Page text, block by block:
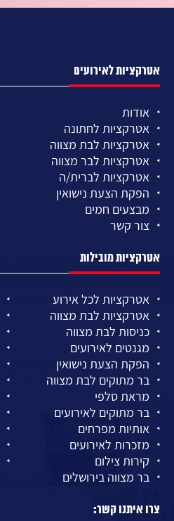
אטרקציות לאירועים
אודות
אטרקציות לחתונה
אטרקציות לבת מצווה
אטרקציות לבר מצווה
אטרקציות לברית/ה
הפקת הצעת נישואין
מבצעים חמים
צור קשר
אטרקציות מובילות
אטרקציות לכל אירוע
אטרקציות לבת מצווה
כניסות לבת מצווה
מגנטים לאירועים
הפקת הצעת נישואין
בר מתוקים לבת מצווה
מראת סלפי
בר מתוקים לאירועים
אותיות מפרחים
מזכרות לאירועים
קירות צילום
בר מצווה בירושלים
צרו איתנו קשר: